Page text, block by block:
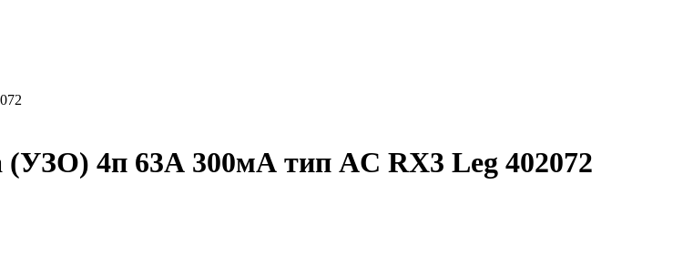
4п 63А 300мА тип AC RX3 Leg 402072